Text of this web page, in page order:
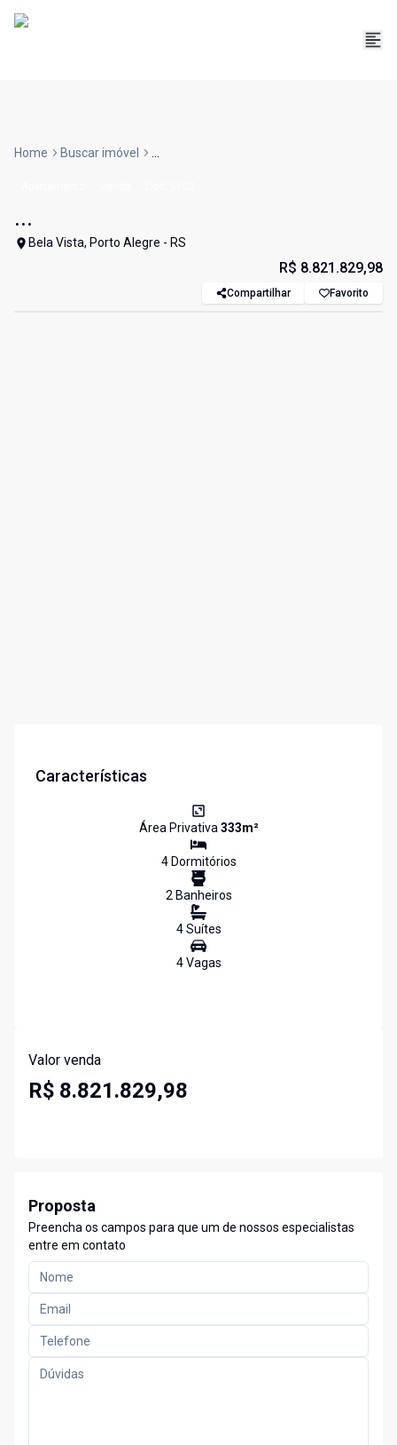
Home Buscar imóvel ...
...
Bela Vista, Porto Alegre - RS
R$ 8.821.829,98
Compartilhar Favorito
Características
Área Privativa333m²
4Dormitórios
2Banheiros
4Suítes
4Vagas
Valor venda
R$ 8.821.829,98
Proposta
Preencha os campos para que um de nossos especialistas
entre em contato